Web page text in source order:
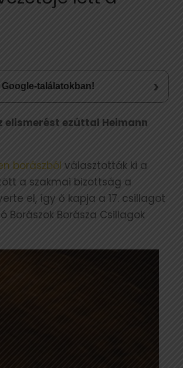
találatokban! ›
ezúttal Heimann
borászból választották ki a
a szakmai bizottság a
el, így ő kapja a 17. csillagot
Borásza Csillagok